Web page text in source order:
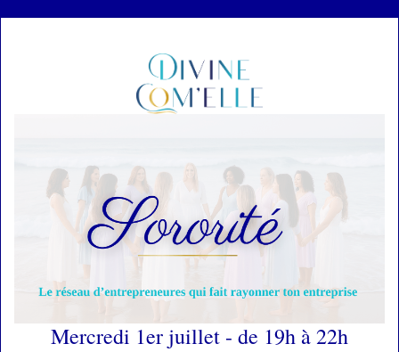
Mercredi 1er juillet - de 19h à 22h